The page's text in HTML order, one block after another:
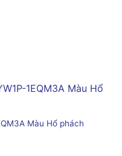
Màu Hổ phách